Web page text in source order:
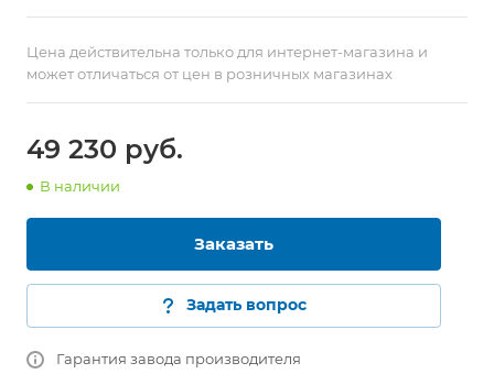
Цена действительна только для интернет-магазина и
может отличаться от цен в розничных магазинах
49 230 руб.
В наличии
Заказать
Задать вопрос
Гарантия завода производителя